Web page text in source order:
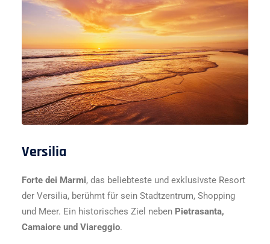
Versilia
Forte dei Marmi, das beliebteste und exklusivste Resort
der Versilia, berühmt für sein Stadtzentrum, Shopping
und Meer. Ein historisches Ziel neben Pietrasanta,
Camaiore und Viareggio.